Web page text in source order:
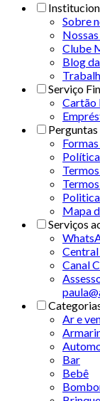
Sobre
Clube
Blog
Serviço
Cartão
Perguntas
Mapa
Serviços
Canal
Ar e
Bar
Bebê